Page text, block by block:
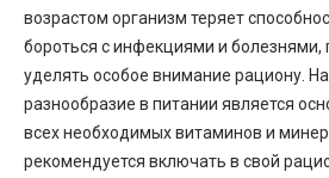
возрастом организм теряет
бороться с инфекциями и болезнями,
уделять особое внимание рациону.
разнообразие в питании является
всех необходимых витаминов и
рекомендуется включать в свой